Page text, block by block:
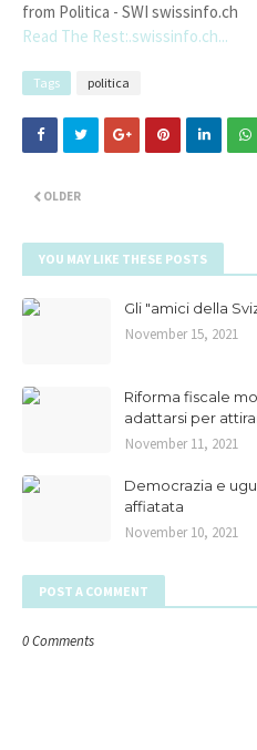
from Politica - SWI swissinfo.ch
Read The Rest:.swissinfo.ch...
Tags politica
OLDER
YOU MAY LIKE THESE POSTS
Gli "amici della
November 15, 2021
Riforma fiscale
adattarsi per
November 11, 2021
Democrazia e
affiatata
November 10, 2021
POST A COMMENT
0 Comments